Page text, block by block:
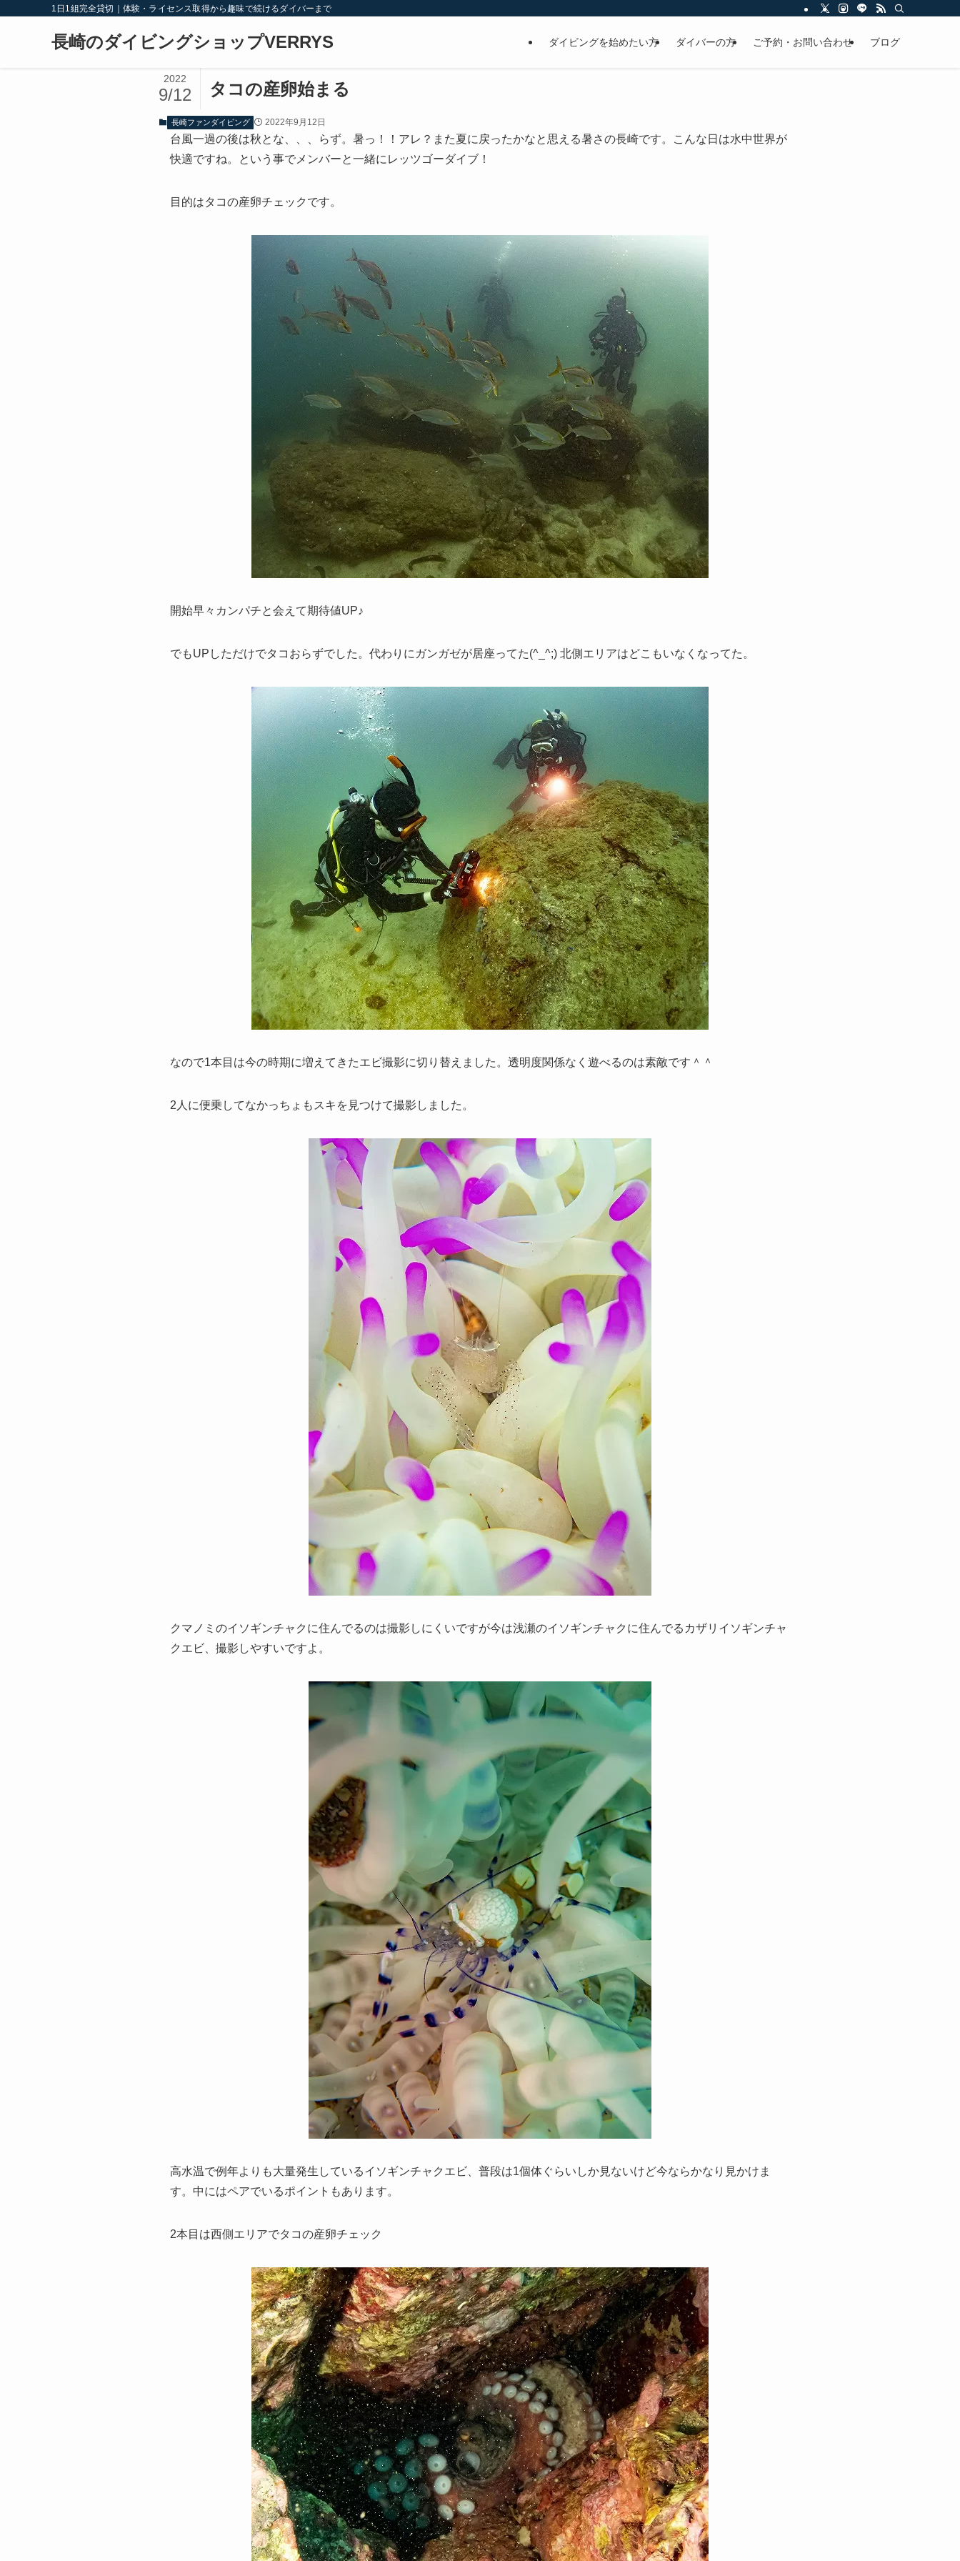
1日1組完全貸切｜体験・ライセンス取得から趣味で続けるダイバーまで
長崎のダイビングショップVERRYS ダイビングを始めたい方 ダイバーの方 ご予約・お問い合わせ ブログ
タコの産卵始まる
2022
9/12
長崎ファンダイビング 2022年9月12日
台風一過の後は秋とな、、、らず。暑っ！！アレ？また夏に戻ったかなと思える暑さの長崎です。こんな日は水中世界が
快適ですね。という事でメンバーと一緒にレッツゴーダイブ！
目的はタコの産卵チェックです。
開始早々カンパチと会えて期待値UP♪
でもUPしただけでタコおらずでした。代わりにガンガゼが居座ってた(^_^;) 北側エリアはどこもいなくなってた。
なので1本目は今の時期に増えてきたエビ撮影に切り替えました。透明度関係なく遊べるのは素敵です＾＾
2人に便乗してなかっちょもスキを見つけて撮影しました。
クマノミのイソギンチャクに住んでるのは撮影しにくいですが今は浅瀬のイソギンチャクに住んでるカザリイソギンチャ
クエビ、撮影しやすいですよ。
高水温で例年よりも大量発生しているイソギンチャクエビ、普段は1個体ぐらいしか見ないけど今ならかなり見かけま
す。中にはペアでいるポイントもあります。
2本目は西側エリアでタコの産卵チェック